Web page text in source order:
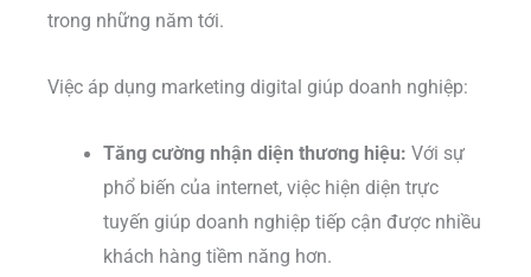
trong những năm tới.
Việc áp dụng marketing digital giúp doanh nghiệp:
Tăng cường nhận diện thương hiệu: Với sự
phổ biến của internet, việc hiện diện trực
tuyến giúp doanh nghiệp tiếp cận được nhiều
khách hàng tiềm năng hơn.